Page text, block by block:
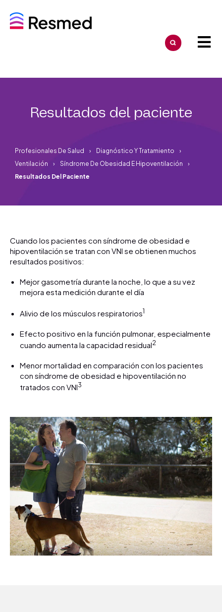
Resultados del paciente
Profesionales De Salud
Diagnóstico Y Tratamiento
Ventilación
Síndrome De Obesidad E Hipoventilación
Resultados Del Paciente
Cuando los pacientes con síndrome de obesidad e
hipoventilación se tratan con VNI se obtienen muchos
resultados positivos:
Mejor gasometría durante la noche, lo que a su vez
mejora esta medición durante el día
Alivio de los músculos respiratorios1
Efecto positivo en la función pulmonar, especialmente
cuando aumenta la capacidad residual2
Menor mortalidad en comparación con los pacientes
con síndrome de obesidad e hipoventilación no
tratados con VNI3